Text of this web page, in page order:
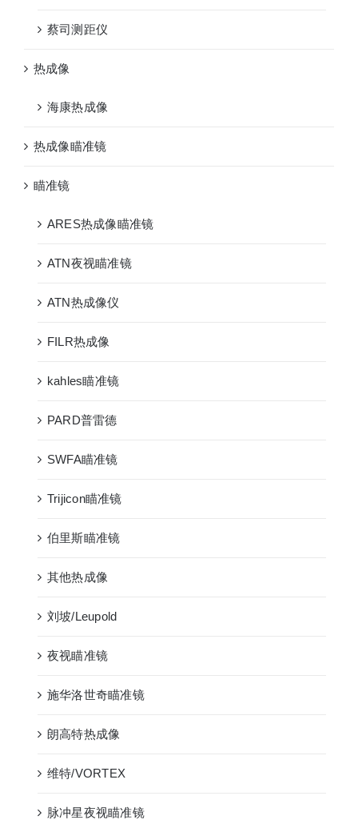
蔡司测距仪
热成像
海康热成像
热成像瞄准镜
瞄准镜
ARES热成像瞄准镜
ATN夜视瞄准镜
ATN热成像仪
FILR热成像
kahles瞄准镜
PARD普雷德
SWFA瞄准镜
Trijicon瞄准镜
伯里斯瞄准镜
其他热成像
刘坡/Leupold
夜视瞄准镜
施华洛世奇瞄准镜
朗高特热成像
维特/VORTEX
脉冲星夜视瞄准镜